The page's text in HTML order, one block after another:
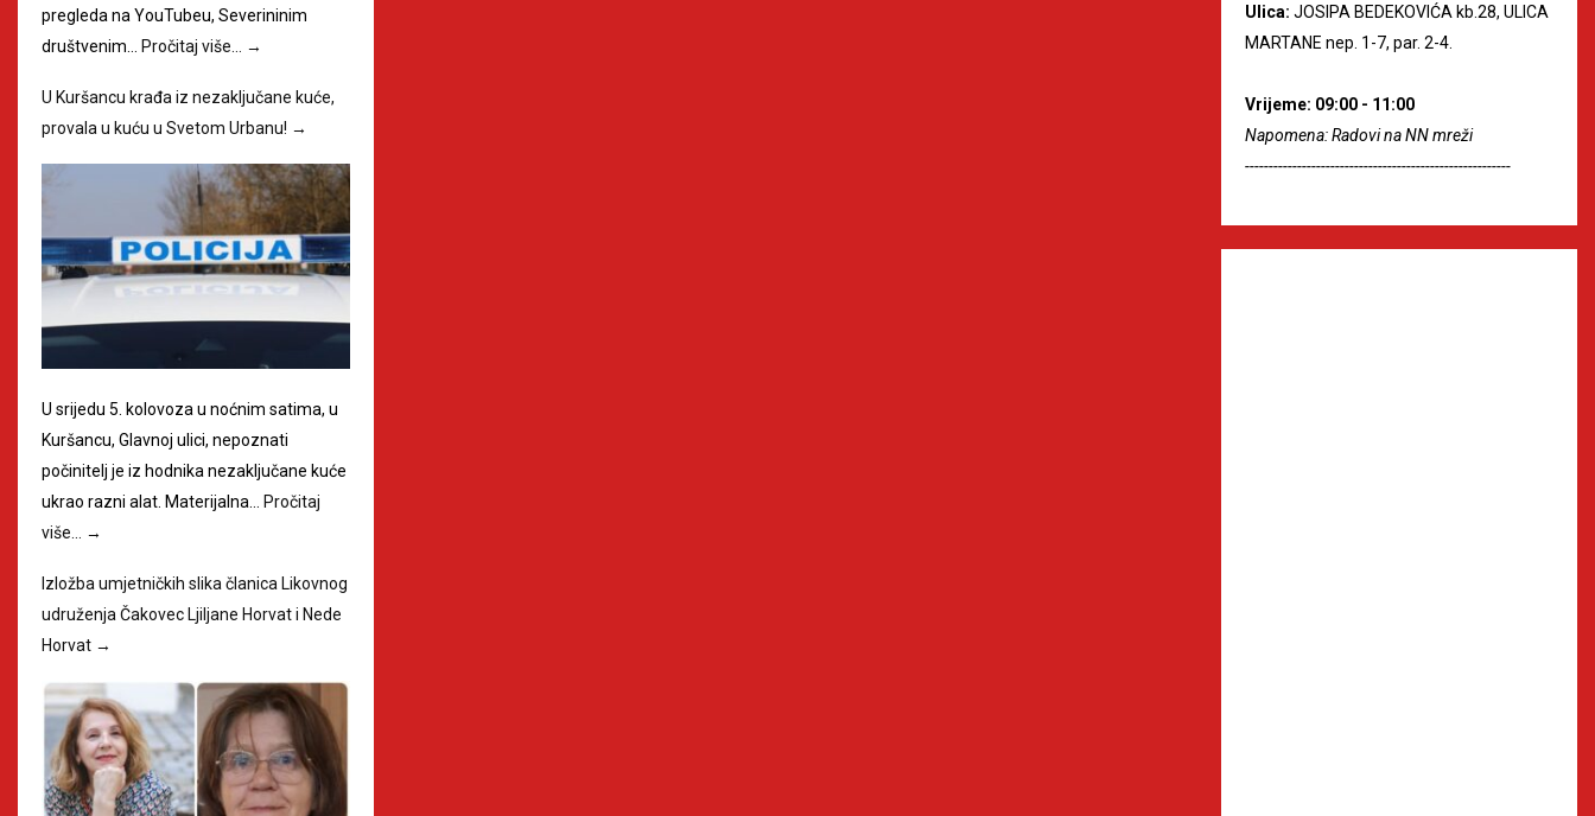
pregleda na YouTubeu, Severininim
društvenim…
Pročitaj više… →
U Kuršancu krađa iz nezaključane kuće,
provala u kuću u Svetom Urbanu! →
U srijedu 5. kolovoza u noćnim satima, u
Kuršancu, Glavnoj ulici, nepoznati
počinitelj je iz hodnika nezaključane kuće
ukrao razni alat. Materijalna…
Pročitaj
više…
→
Izložba umjetničkih slika članica Likovnog
udruženja Čakovec Ljiljane Horvat i Nede
Horvat →
Ulica: JOSIPA BEDEKOVIĆA kb.28, ULICA
MARTANE nep. 1-7, par. 2-4.
Vrijeme: 09:00 - 11:00
Napomena: Radovi na NN mreži
--------------------------------------------------------